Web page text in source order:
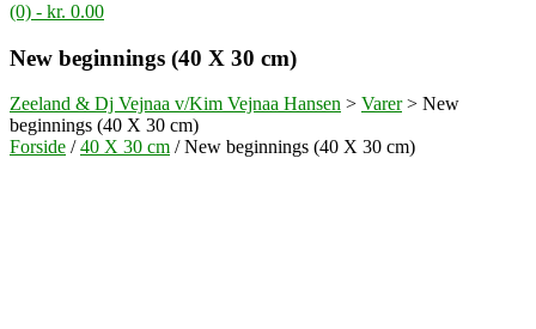
(0) - kr. 0.00
New beginnings (40 X 30 cm)
Zeeland & Dj Vejnaa v/Kim Vejnaa Hansen > Varer> New
beginnings (40 X 30 cm)
Forside /40 X 30 cm / New beginnings (40 X 30 cm)